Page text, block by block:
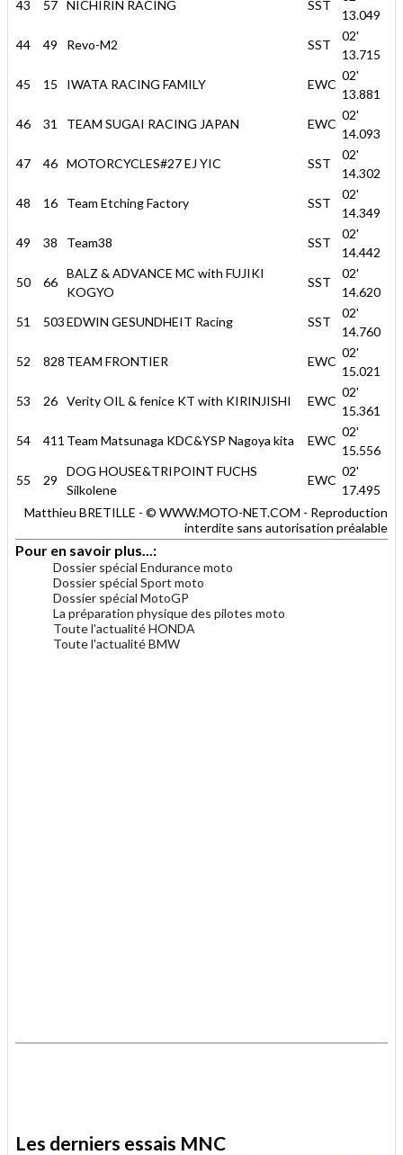
43 57 NICHIRIN RACING SST
13.049
44
49 Revo-M2 SST
02'
13.715
45
15 IWATA RACING FAMILY EWC
02'
13.881
46
31 TEAM SUGAI RACING JAPAN EWC
02'
14.093
47
46 MOTORCYCLES#27 EJ YIC SST
02'
14.302
48
16 Team Etching Factory SST
02'
14.349
49
38 Team38 SST
02'
14.442
50
66
BALZ & ADVANCE MC with FUJIKI
KOGYO
SST
02'
14.620
51
503EDWIN GESUNDHEIT Racing SST
02'
14.760
52
828 TEAM FRONTIER EWC
02'
15.021
53
26 Verity OIL & fenice KT with KIRINJISHI EWC
02'
15.361
54
411 Team Matsunaga KDC&YSP Nagoya kita EWC
02'
15.556
55
29
DOG HOUSE&TRIPOINT FUCHS
Silkolene
EWC
02'
17.495
Matthieu BRETILLE - © WWW.MOTO-NET.COM - Reproduction
interdite sans autorisation préalable
Pour en savoir plus...:
Dossier spécial Endurance moto
Dossier spécial Sport moto
Dossier spécial MotoGP
La préparation physique des pilotes moto
Toute l'actualité HONDA
Toute l'actualité BMW
Les derniers essais MNC